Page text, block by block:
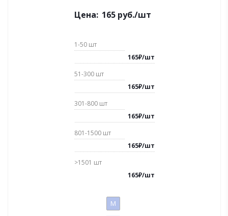
Цена: 165 руб./шт
1-50 шт
165₽/шт
51-300 шт
165₽/шт
301-800 шт
165₽/шт
801-1500 шт
165₽/шт
>1501 шт
165₽/шт
M